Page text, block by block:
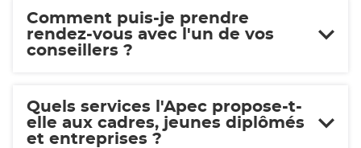
Comment puis-je prendre
rendez-vous avec l'un de vos
conseillers ?
Quels services l'Apec propose-t-
elle aux cadres, jeunes diplômés
et entreprises ?